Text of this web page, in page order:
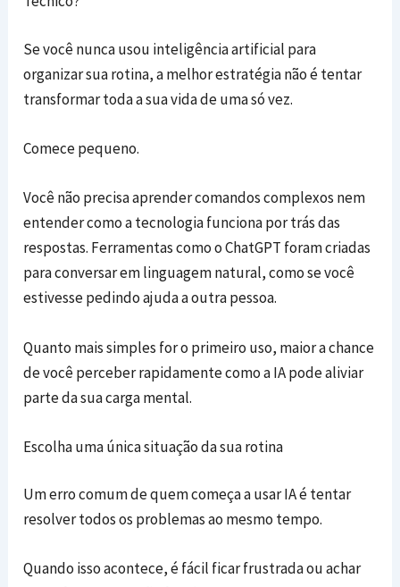
Se você nunca usou inteligência artificial para
organizar sua rotina, a melhor estratégia não é tentar
transformar toda a sua vida de uma só vez.
Comece pequeno.
Você não precisa aprender comandos complexos nem
entender como a tecnologia funciona por trás das
respostas. Ferramentas como o ChatGPT foram criadas
para conversar em linguagem natural, como se você
estivesse pedindo ajuda a outra pessoa.
Quanto mais simples for o primeiro uso, maior a chance
de você perceber rapidamente como a IA pode aliviar
parte da sua carga mental.
Escolha uma única situação da sua rotina
Um erro comum de quem começa a usar IA é tentar
resolver todos os problemas ao mesmo tempo.
Quando isso acontece, é fácil ficar frustrada ou achar